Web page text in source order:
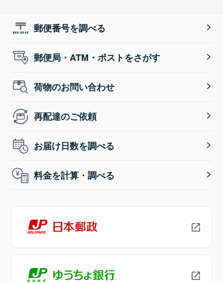
郵便番号を調べる
郵便局・ATM・ポストをさがす
荷物のお問い合わせ
再配達のご依頼
お届け日数を調べる
料金を計算・調べる